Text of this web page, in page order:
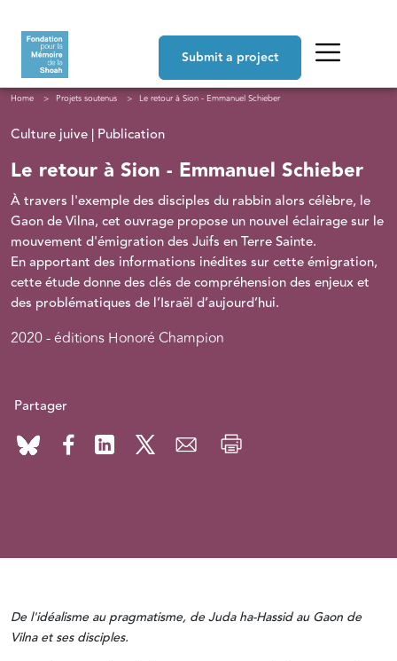
Submit a project
Breadcrumb
Home Projets soutenus Le retour à Sion - Emmanuel Schieber
Culture juive | Publication
Le retour à Sion - Emmanuel Schieber
À travers l'exemple des disciples du rabbin alors célèbre, le
Gaon de Vilna, cet ouvrage propose un nouvel éclairage sur le
mouvement d'émigration des Juifs en Terre Sainte.
En apportant des informations inédites sur cette émigration,
cette étude donne des clés de compréhension des enjeux et
des problématiques de l’Israël d’aujourd’hui.
2020 - éditions Honoré Champion
Partager
De l'idéalisme au pragmatisme, de Juda ha-Hassid au Gaon de
Vilna et ses disciples.